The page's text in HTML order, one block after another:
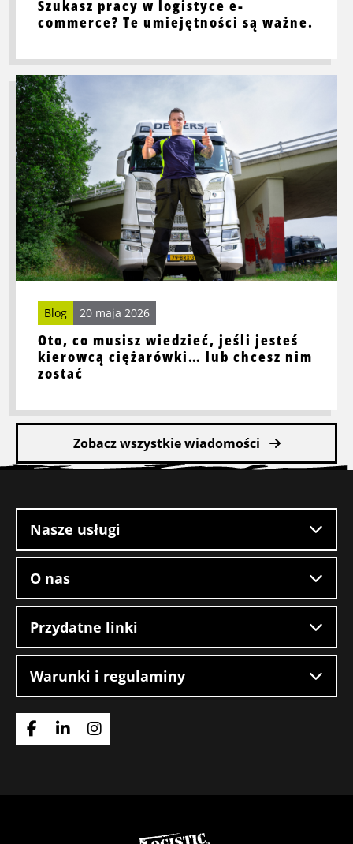
Szukasz pracy w logistyce e-
commerce? Te umiejętności są ważne.
Oto, co musisz wiedzieć, jeśli jesteś
kierowcą ciężarówki… lub chcesz nim
zostać
Blog 20 maja 2026
Przeczytaj
więcej
o
Oto,
co
musisz
wiedzieć,
jeśli
jesteś
kierowcą
ciężarówki…
chcesz
zostać
Zobacz wszystkie wiadomości
witryny
Nasze usługi
O nas
Przydatne linki
Warunki i regulaminy
Idź
Facebook
Idź
LinkedIn
Idź
Instagram